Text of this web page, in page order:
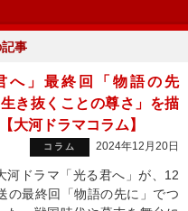
事
へ」最終回「物語の先
き抜くことの尊さ」を描
大河ドラマコラム】
コラム 2024年12月20日
ドラマ「光る君へ」が、12
の最終回「物語の先に」でつ